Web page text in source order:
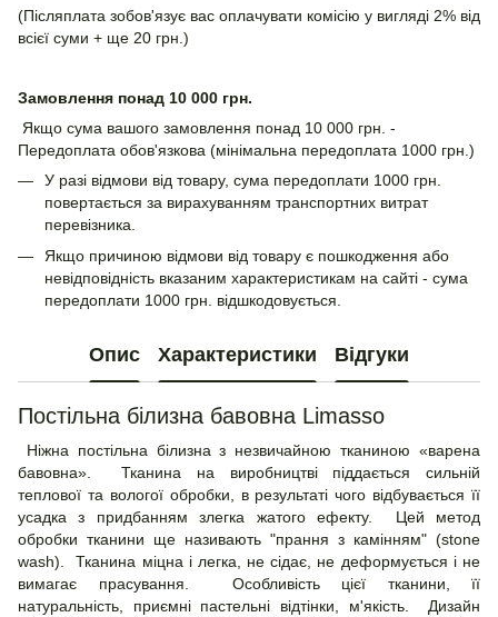
(Післяплата зобов'язує вас оплачувати комісію у вигляді 2% від
всієї суми + ще 20 грн.)
Замовлення понад 10 000 грн.
Якщо сума вашого замовлення понад 10 000 грн. -
Передоплата обов'язкова (мінімальна передоплата 1000 грн.)
У разі відмови від товару, сума передоплати 1000 грн.
повертається за вирахуванням транспортних витрат
перевізника.
Якщо причиною відмови від товару є пошкодження або
невідповідність вказаним характеристикам на сайті - сума
передоплати 1000 грн. відшкодовується.
Опис Характеристики Відгуки
Постільна білизна бавовна Limasso
Ніжна постільна білизна з незвичайною тканиною «варена
бавовна». Тканина на виробництві піддається сильній
теплової та вологої обробки, в результаті чого відбувається її
усадка з придбанням злегка жатого ефекту. Цей метод
обробки тканини ще називають "прання з камінням" (stone
wash). Тканина міцна і легка, не сідає, не деформується і не
вимагає прасування. Особливість цієї тканини, її
натуральність, приємні пастельні відтінки, м'якість. Дизайн